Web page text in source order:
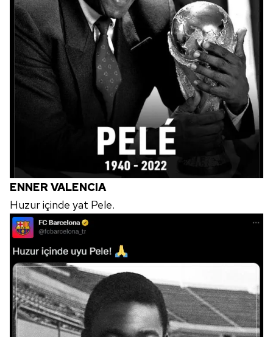
ENNER VALENCIA
Huzur içinde yat Pele.